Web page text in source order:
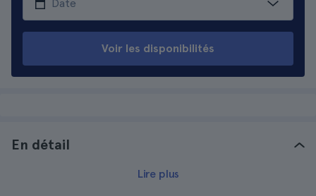
Voir les disponibilités
En détail
Lire plus